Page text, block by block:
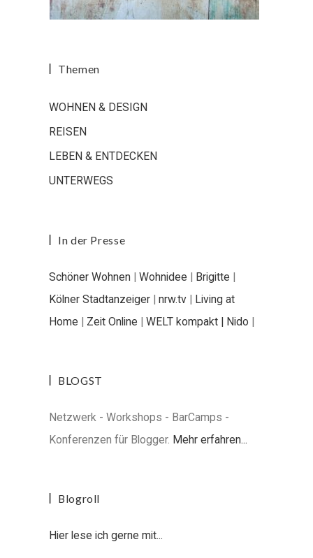
Themen
WOHNEN & DESIGN
REISEN
LEBEN & ENTDECKEN
UNTERWEGS
In der Presse
Schöner Wohnen | Wohnidee | Brigitte |
Kölner Stadtanzeiger | nrw.tv | Living at
Home | Zeit Online | WELT kompakt | Nido |
BLOGST
Netzwerk - Workshops - BarCamps -
Konferenzen für Blogger. Mehr erfahren...
Blogroll
Hier lese ich gerne mit...